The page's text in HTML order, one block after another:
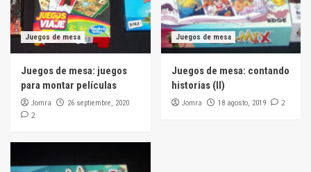
Juegos de mesa
Juegos de mesa: juegos
para montar películas
Jomra 26 septiembre, 2020
2
Juegos de mesa
Juegos de mesa: contando
historias (II)
Jomra 18 agosto, 2019 2